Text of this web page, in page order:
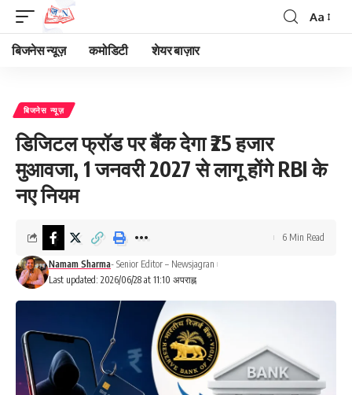
Font
Aa
बिजनेस न्यूज़ कमोडिटी शेयर बाज़ार
बिजनेस न्यूज़
डिजिटल फ्रॉड पर बैंक देगा ₹25 हजार
मुआवजा, 1 जनवरी 2027 से लागू होंगे RBI के
नए नियम
Last updated: 2026/06/28 at 11:10 अपराह्न
Namam Sharma- Senior Editor – Newsjagran
6 Min Read